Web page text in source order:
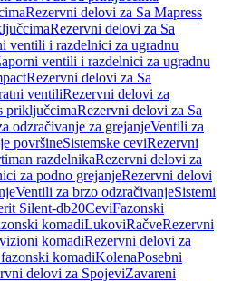
Rezervni delovi za Sa Mapress
Rezervni delovi za Sa
ventili i razdelnici za ugradnu
ventili i razdelnici za ugradnu
Rezervni delovi za Sa
ventiliRezervni delovi za
priključcimaRezervni delovi za Sa
odzračivanje za grejanjeVentili za
površineSistemske ceviRezervni
razdelnikaRezervni delovi za
za podno grejanjeRezervni delovi
Ventili za brzo odzračivanjeSistemi
Silent-db20CeviFazonski
komadiLukoviRačveRezervni
komadiRezervni delovi za
komadiKolenaPosebni
delovi za SpojeviZavareni